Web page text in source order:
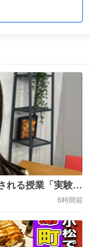
て夏目志穂が登
✨️
6時間前